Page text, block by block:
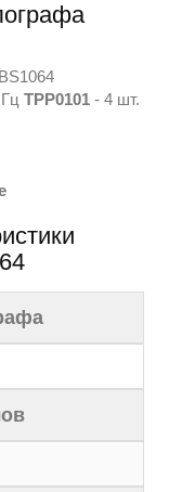
TPP0101 - 4 шт.